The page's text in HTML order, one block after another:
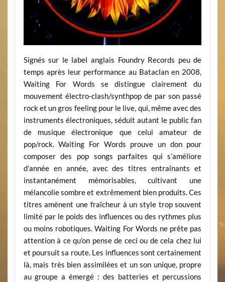
Signés sur le label anglais Foundry Records peu de
temps après leur performance au Bataclan en 2008,
Waiting For Words se distingue clairement du
mouvement électro-clash/synthpop de par son passé
rock et un gros feeling pour le live, qui, même avec des
instruments électroniques, séduit autant le public fan
de musique électronique que celui amateur de
pop/rock. Waiting For Words prouve un don pour
composer des pop songs parfaites qui s’améliore
d’année en année, avec des titres entraînants et
instantanément mémorisables, cultivant une
mélancolie sombre et extrêmement bien produits. Ces
titres amènent une fraîcheur à un style trop souvent
limité par le poids des influences ou des rythmes plus
ou moins robotiques. Waiting For Words ne prête pas
attention à ce qu’on pense de ceci ou de cela chez lui
et poursuit sa route. Les influences sont certainement
là, mais très bien assimilées et un son unique, propre
au groupe a émergé : des batteries et percussions